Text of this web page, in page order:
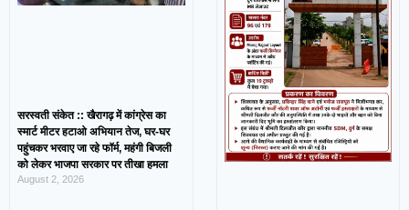
सरस्वती संकेत :: खैरागढ़ में कांग्रेस का
स्मार्ट मीटर हटाओ अभियान तेज, घर-घर
पहुंचकर भरवाए जा रहे फॉर्म, महंगी बिजली
को लेकर भाजपा सरकार पर तीखा हमला
August 2, 2026